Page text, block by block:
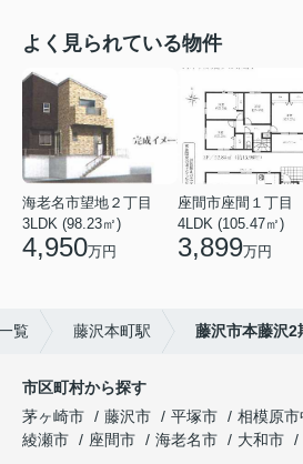
よく見られている物件
海老名市望地２丁目
3LDK (98.23㎡)
4,950万円
座間市座間１丁目
4LDK (105.47㎡)
3,899万円
覧 藤沢本町駅 藤沢市本藤沢
市区町村から探す
茅ヶ崎市
藤沢市 平塚市 相模原
綾瀬市
座間市 海老名市 大和市